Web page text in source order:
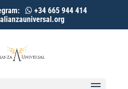
+34 665 944 414